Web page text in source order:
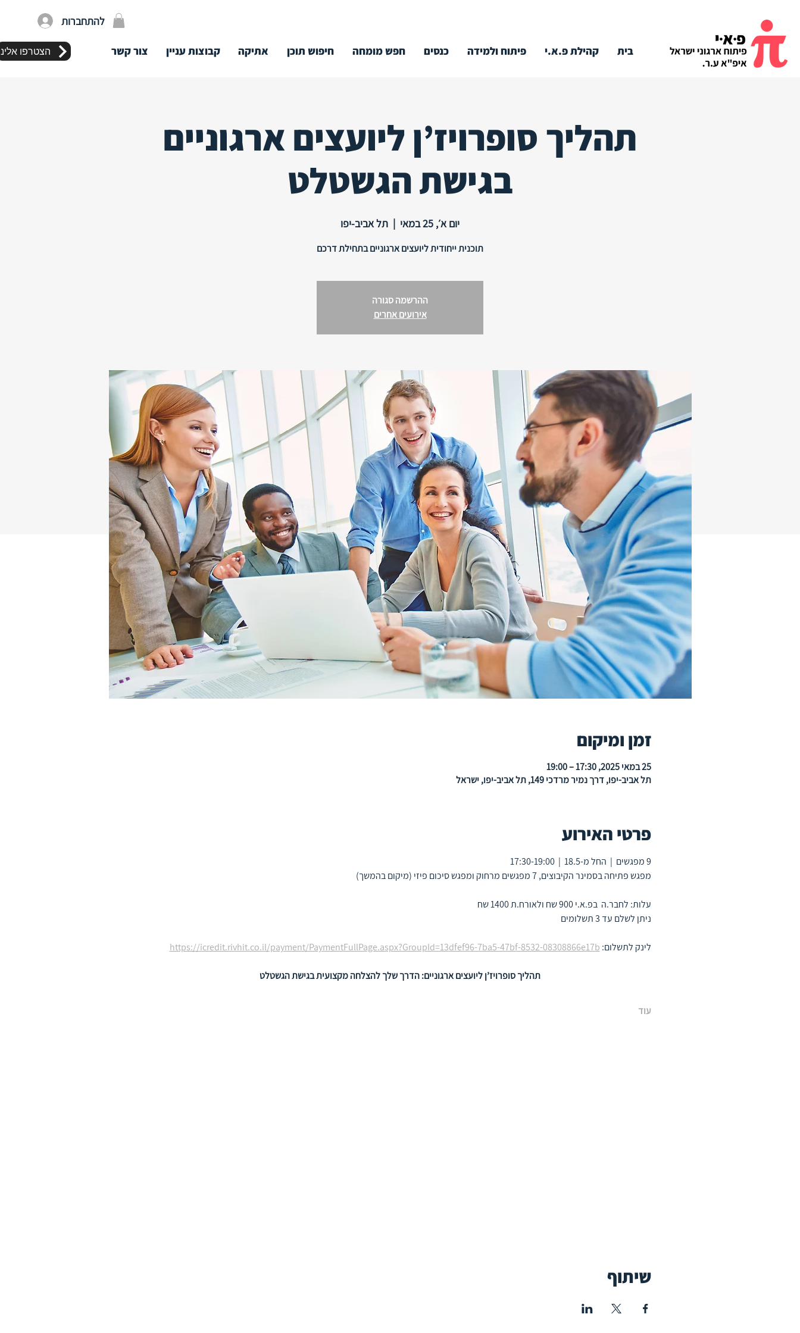
להתחברות
הצטרפו בית קהילת פ.א.י פיתוח ולמידה כנסים חפש מומחה חיפוש תוכן אתיקה קבוצות עניין צור קשר
תהליך סופרויז’ן ליועצים ארגוניים
בגישת הגשטלט
יום א׳, 25 במאי
  |
תל אביב-יפו
תוכנית ייחודית ליועצים ארגוניים בתחילת דרכם
ההרשמה סגורה
אירועים אחרים
זמן ומיקום
25 במאי 2025, 17:30 – 19:00
תל אביב-יפו, ‫דרך נמיר מרדכי 149, תל אביב-יפו, ישראל
פרטי האירוע
9 מפגשים  |  החל מ-18.5  |  17:30-19:00
מפגש פתיחה בסמינר הקיבוצים, 7 מפגשים מרחוק ומפגש סיכום פיזי (מיקום בהמשך)
עלות: לחבר.ה  בפ.א.י 900 שח ולאורח.ת 1400 שח
ניתן לשלם עד 3 תשלומים
לינק לתשלום: https://icredit.rivhit.co.il/payment/PaymentFullPage.aspx?GroupId=13dfef96-7ba5-47bf-8532-08308866e17b
תהליך סופרויז’ן ליועצים ארגוניים: הדרך שלך להצלחה מקצועית בגישת הגשטלט
עוד
שיתוף